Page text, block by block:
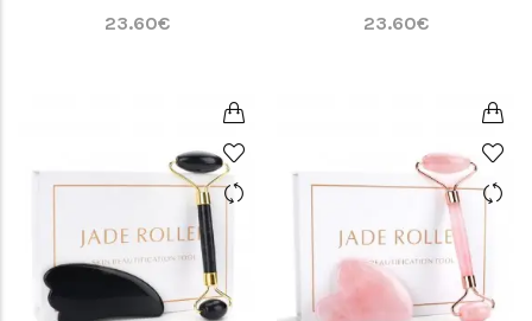
23.60€
23.60€